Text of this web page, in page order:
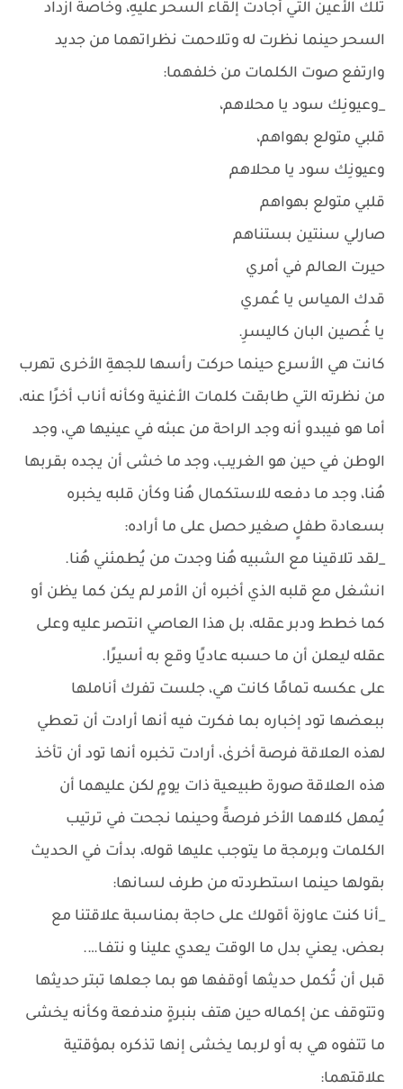
تلك الأعين التي أجادت إلقاء السحر عليهِ، وخاصةً ازداد
السحر حينما نظرت له وتلاحمت نظراتهما من جديد
وارتفع صوت الكلمات من خلفهما:
_وعيونِك سود يا محلاهم،
قلبي متولع بهواهم،
وعيونِك سود يا محلاهم
قلبي متولع بهواهم
صارلي سنتين بستناهم
حيرت العالم في أمري
قدك المياس يا عُمري
يا غُصين البان كاليسرِ.
كانت هي الأسرع حينما حركت رأسها للجهةِ الأخرى تهرب
من نظرته التي طابقت كلمات الأغنية وكأنه أناب أخرًا عنه،
أما هو فيبدو أنه وجد الراحة من عبئه في عينيها هي، وجد
الوطن في حين هو الغريب، وجد ما خشى أن يجده بقربها
هُنا، وجد ما دفعه للاستكمال هُنا وكأن قلبه يخبره
بسعادة طفلٍ صغير حصل على ما أراده:
_لقد تلاقينا مع الشبيه هُنا وجدت من يُطمئني هُنا.
انشغل مع قلبه الذي أخبره أن الأمر لم يكن كما يظن أو
كما خطط ودبر عقله، بل هذا العاصي انتصر عليه وعلى
عقله ليعلن أن ما حسبه عاديًا وقع به أسيرًا.
على عكسه تمامًا كانت هي، جلست تفرك أناملها
ببعضها تود إخباره بما فكرت فيه أنها أرادت أن تعطي
لهذه العلاقة فرصة أخرىٰ، أرادت تخبره أنها تود أن تأخذ
هذه العلاقة صورة طبيعية ذات يومٍ لكن عليهما أن
يُمهل كلاهما الأخر فرصةً وحينما نجحت في ترتيب
الكلمات وبرمجة ما يتوجب عليها قوله، بدأت في الحديث
بقولها حينما استطردته من طرف لسانها:
_أنا كنت عاوزة أقولك على حاجة بمناسبة علاقتنا مع
بعض، يعني بدل ما الوقت يعدي علينا و نتفـا….
قبل أن تُكمل حديثها أوقفها هو بما جعلها تبتر حديثها
وتتوقف عن إكماله حين هتف بنبرةٍ مندفعة وكأنه يخشى
ما تتفوه هي به أو لربما يخشى إنها تذكره بمؤقتية
علاقتهما: